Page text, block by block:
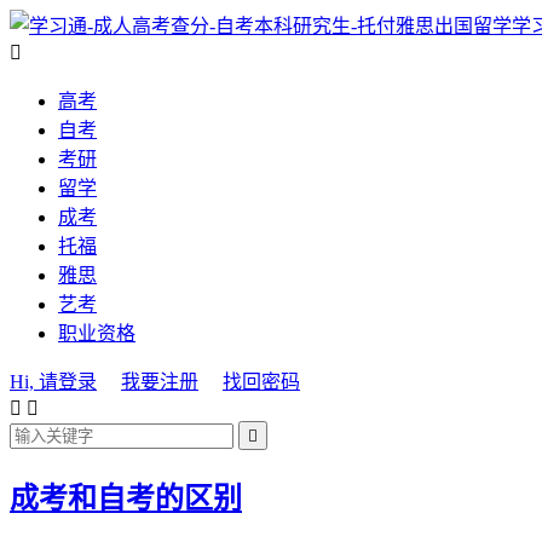
学

高考
自考
考研
留学
成考
托福
雅思
艺考
职业资格
Hi, 请登录 我要注册
找回密码
 

成考和自考的区别